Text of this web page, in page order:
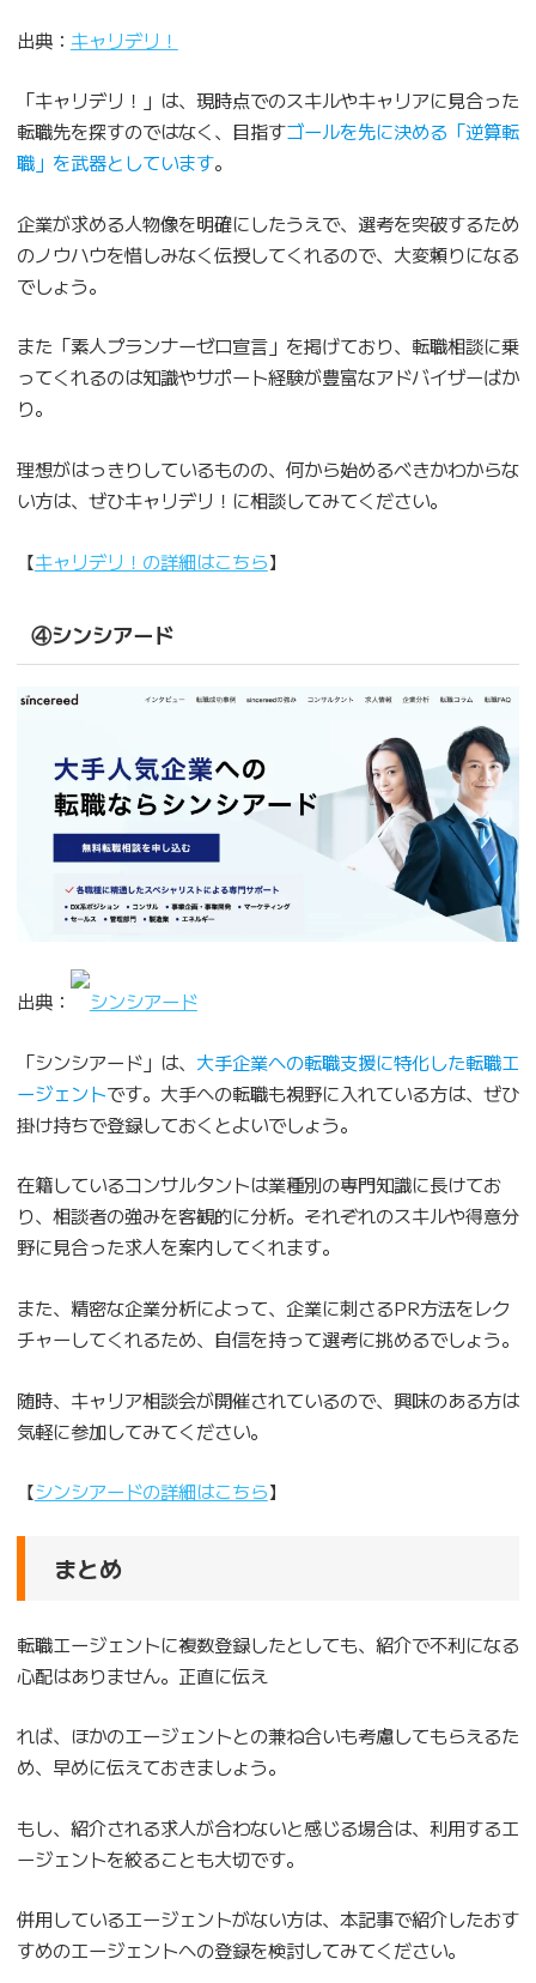
出典： キャリデリ！
「キャリデリ！」は、現時点でのスキルやキャリアに見合った
転職先を探すのではなく、目指すゴールを先に決める「逆算転
職」を武器としています。
企業が求める人物像を明確にしたうえで、選考を突破するため
のノウハウを惜しみなく伝授してくれるので、大変頼りになる
でしょう。
また「素人プランナーゼロ宣言」を掲げており、転職相談に乗
ってくれるのは知識やサポート経験が豊富なアドバイザーばか
り。
理想がはっきりしているものの、何から始めるべきかわからな
い方は、ぜひキャリデリ！に相談してみてください。
【キャリデリ！の詳細はこちら】
④シンシアード
出典： シンシアード
「シンシアード」は、 大手企業への転職支援に特化した転職エ
ージェントです。大手への転職も視野に入れている方は、ぜひ
掛け持ちで登録しておくとよいでしょう。
在籍しているコンサルタントは業種別の専門知識に長けてお
り、相談者の強みを客観的に分析。それぞれのスキルや得意分
野に見合った求人を案内してくれます。
また、精密な企業分析によって、企業に刺さるPR方法をレク
チャーしてくれるため、自信を持って選考に挑めるでしょう。
随時、キャリア相談会が開催されているので、興味のある方は
気軽に参加してみてください。
【シンシアードの詳細はこちら】
まとめ
転職エージェントに複数登録したとしても、紹介で不利になる
心配はありません。正直に伝え
れば、ほかのエージェントとの兼ね合いも考慮してもらえるた
め、早めに伝えておきましょう。
もし、紹介される求人が合わないと感じる場合は、利用するエ
ージェントを絞ることも大切です。
併用しているエージェントがない方は、本記事で紹介したおす
すめのエージェントへの登録を検討してみてください。